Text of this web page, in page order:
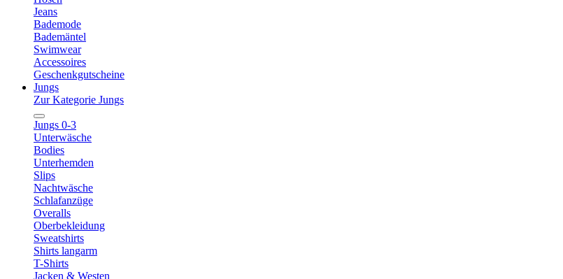
Jeans
Bademode
Bademäntel
Swimwear
Accessoires
Geschenkgutscheine
Jungs
Zur Kategorie Jungs
Jungs 0-3
Unterwäsche
Bodies
Unterhemden
Slips
Nachtwäsche
Schlafanzüge
Overalls
Oberbekleidung
Sweatshirts
Shirts langarm
T-Shirts
Jacken & Westen